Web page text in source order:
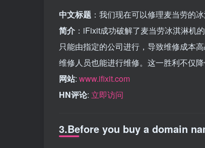
中文标题 ：我们现在可以修理麦当劳的冰
简介 ：iFixit成功破解了麦当劳冰淇淋机
只能由指定的公司进行，导致维修成本
维修人员也能进行维修。这一胜利不仅
网站: www.ifixit.com
HN评论: 立即访问
3.Before you buy a domain